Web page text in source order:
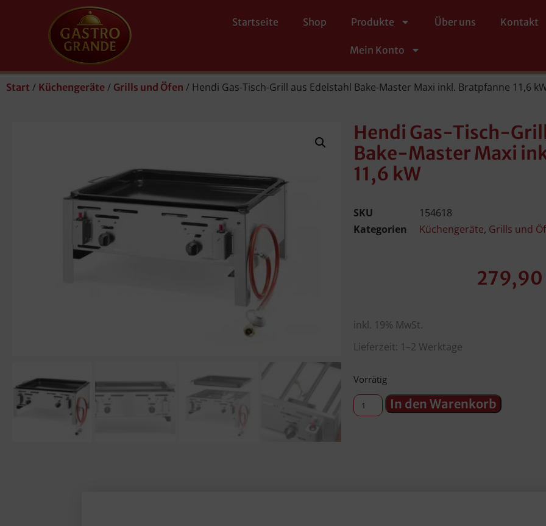
Startseite Shop Produkte Über uns Kontakt
Mein Konto
Start / Küchengeräte / Grills und Öfen / Hendi Gas-Tisch-Grill aus Edelstahl Bake-Master Maxi inkl. Bratpfanne 11,6
Hendi Gas-Tisch-
Bake-Master Maxi
11,6 kW
SKU
154618
Kategorien
Küchengeräte, Grills und
279,90
inkl. 19% MwSt.
Lieferzeit: 1–2 Werktage
Vorrätig
In den Warenkorb